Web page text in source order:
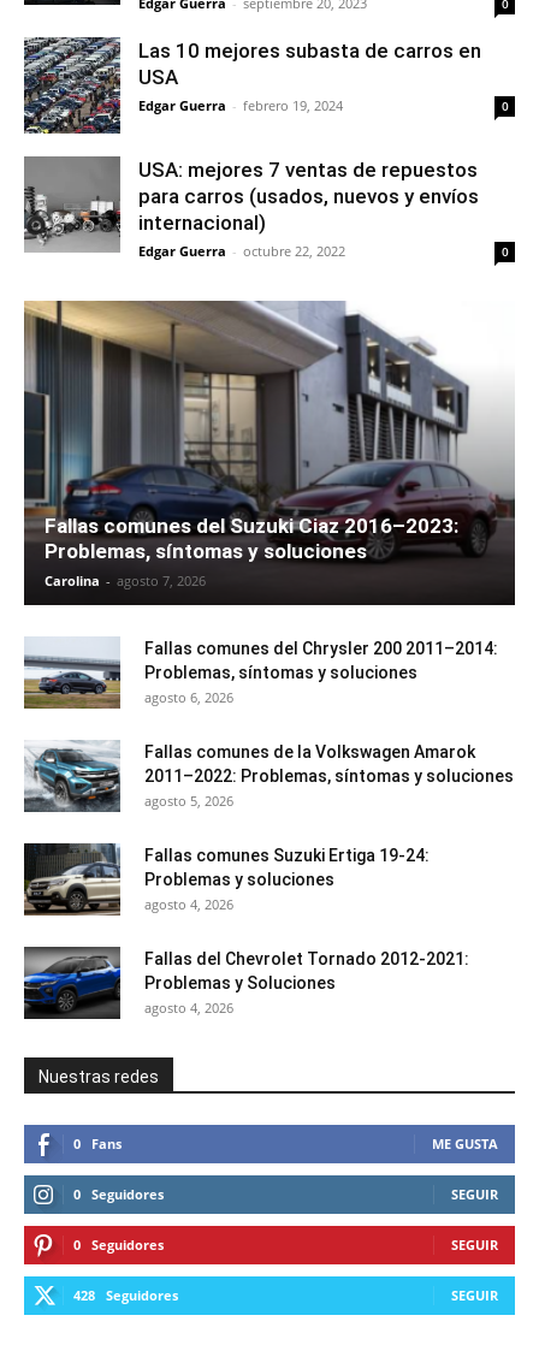
0
Las 10 mejores subasta de carros en
USA
Edgar Guerra - febrero 19, 2024 0
USA: mejores 7 ventas de repuestos
para carros (usados, nuevos y envíos
internacional)
Edgar Guerra - octubre 22, 2022 0
Fallas comunes del Suzuki Ciaz 2016–2023:
Problemas, síntomas y soluciones
Carolina - agosto 7, 2026
Fallas comunes del Chrysler 200 2011–2014:
Problemas, síntomas y soluciones
agosto 6, 2026
Fallas comunes de la Volkswagen Amarok
2011–2022: Problemas, síntomas y soluciones
agosto 5, 2026
Fallas comunes Suzuki Ertiga 19-24:
Problemas y soluciones
agosto 4, 2026
Fallas del Chevrolet Tornado 2012-2021:
Problemas y Soluciones
agosto 4, 2026
Nuestras redes
0 Fans ME GUSTA
0 Seguidores SEGUIR
0 Seguidores SEGUIR
428 Seguidores SEGUIR